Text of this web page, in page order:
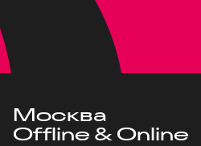
Москва
Offline & Online